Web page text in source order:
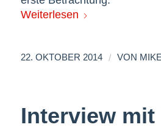
Weiterlesen
22. OKTOBER 2014 / VON
Interview mit